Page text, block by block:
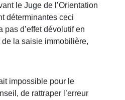
le Juge de l’Orientation
déterminantes ceci
pas d’effet dévolutif en
de la saisie immobilière,
impossible pour le
de rattraper l’erreur